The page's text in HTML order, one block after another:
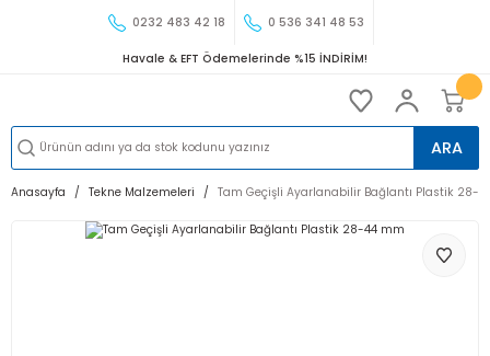
0232 483 42 18 0 536 341 48 53
Havale & EFT Ödemelerinde %15 İNDİRİM!
ARA
Anasayfa Tekne Malzemeleri Tam Geçişli Ayarlanabilir Bağlantı Plastik 28-